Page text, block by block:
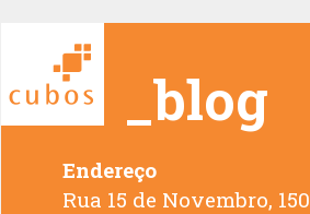
_blog
Endereço
Rua 15 de Novembro,